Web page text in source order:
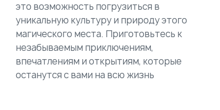
это возможность погрузиться в
уникальную культуру и природу этого
магического места. Приготовьтесь к
незабываемым приключениям,
впечатлениям и открытиям, которые
останутся с вами на всю жизнь